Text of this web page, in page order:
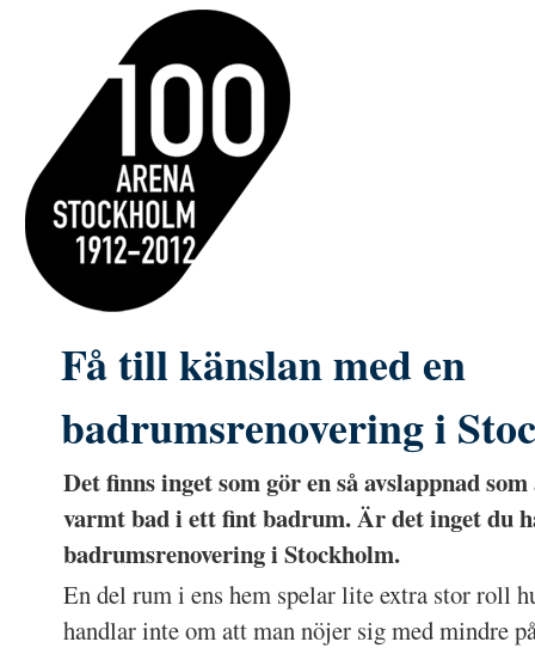
Få till känslan med en
badrumsrenovering i
Det finns inget som gör en så avslappnad
varmt bad i ett fint badrum. Är det inget du
badrumsrenovering i Stockholm.
En del rum i ens hem spelar lite extra stor roll
handlar inte om att man nöjer sig med mindre